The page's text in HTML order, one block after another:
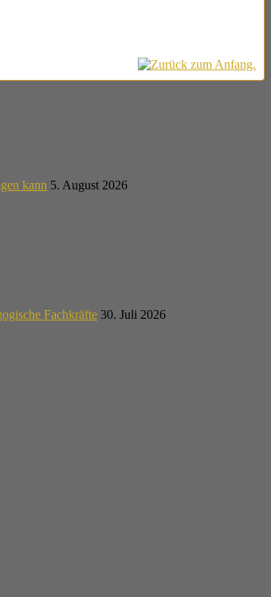
kann 5. August 2026
Fachkräfte 30. Juli 2026